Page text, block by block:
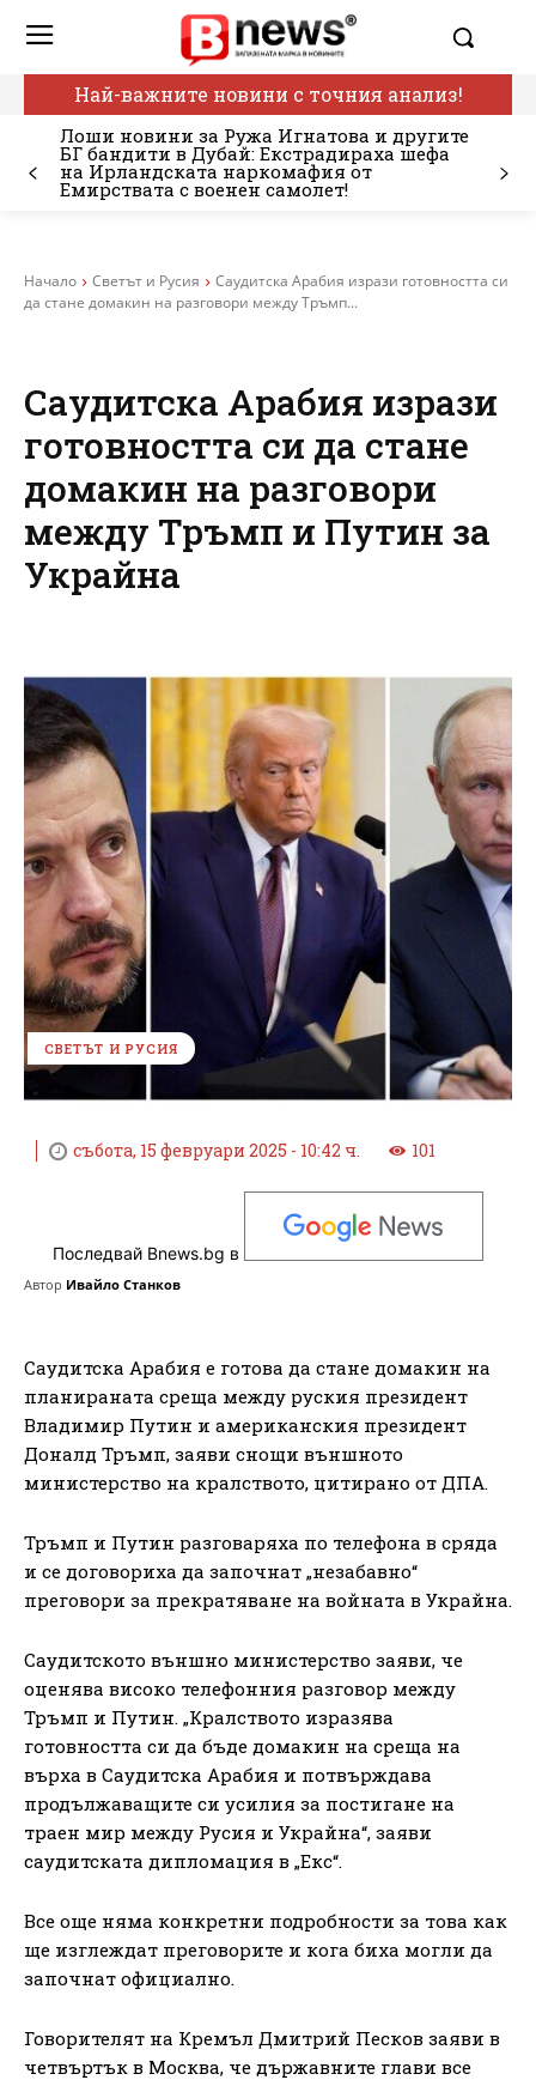
Най-важните новини с точния анализ!
Лоши новини за Ружа Игнатова и другите
БГ бандити в Дубай: Екстрадираха шефа
на Ирландската наркомафия от
Емирствата с военен самолет!
Начало Светът и Русия
Саудитска Арабия изрази готовността си
да стане домакин на разговори между Тръмп...
Саудитска Арабия изрази
готовността си да стане
домакин на разговори
между Тръмп и Путин за
Украйна
СВЕТЪТ И РУСИЯ
събота, 15 февруари 2025 - 10:42 ч. 101
Последвай Bnews.bg в
Автор Ивайло Станков
Саудитска Арабия е готова да стане домакин на
планираната среща между руския президент
Владимир Путин и американския президент
Доналд Тръмп, заяви снощи външното
министерство на кралството, цитирано от ДПА.
Тръмп и Путин разговаряха по телефона в сряда
и се договориха да започнат „незабавно“
преговори за прекратяване на войната в Украйна.
Саудитското външно министерство заяви, че
оценява високо телефонния разговор между
Тръмп и Путин. „Кралството изразява
готовността си да бъде домакин на среща на
върха в Саудитска Арабия и потвърждава
продължаващите си усилия за постигане на
траен мир между Русия и Украйна“, заяви
саудитската дипломация в „Екс“.
Все още няма конкретни подробности за това как
ще изглеждат преговорите и кога биха могли да
започнат официално.
Говорителят на Кремъл Дмитрий Песков заяви в
четвъртък в Москва, че държавните глави все